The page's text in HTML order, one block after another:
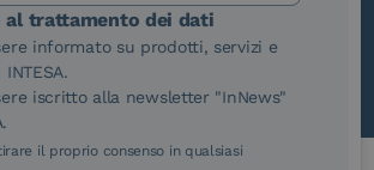
al trattamento dei dati
informato su prodotti, servizi e
iscritto alla newsletter "InNews"
il proprio consenso in qualsiasi